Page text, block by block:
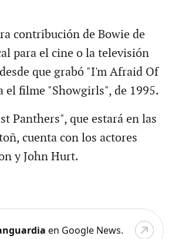
contribución de Bowie de
para el cine o la televisión
que grabó "I'm Afraid Of
el filme "Showgirls", de 1995.
Panthers", que estará en las
cuenta con los actores
y John Hurt.
en Google News.